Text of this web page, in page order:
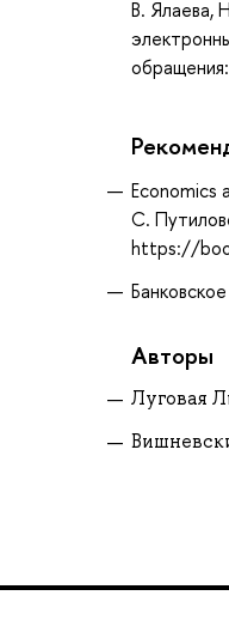
В. Ялаева,
Economics
С.
https://
Авторы
Луговая